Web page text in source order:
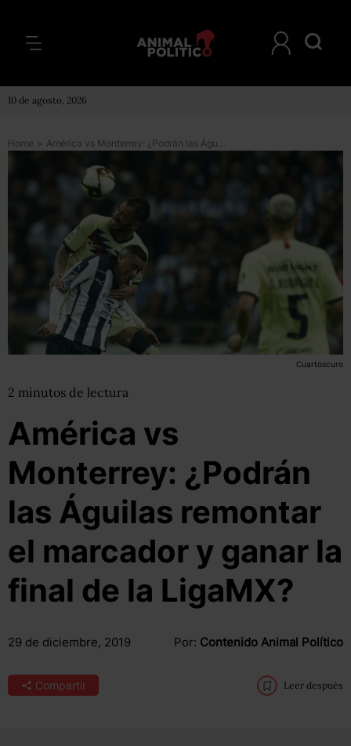
10 de agosto, 2026
Home > América vs Monterrey: ¿Podrán las Águilas remontar el marcador y ganar la final de la LigaMX?
Cuartoscuro
2 minutos de lectura
América vs
Monterrey: ¿Podrán
las Águilas remontar
el marcador y ganar la
final de la LigaMX?
29 de diciembre, 2019 Por: Contenido Animal Político
Compartir Leer después